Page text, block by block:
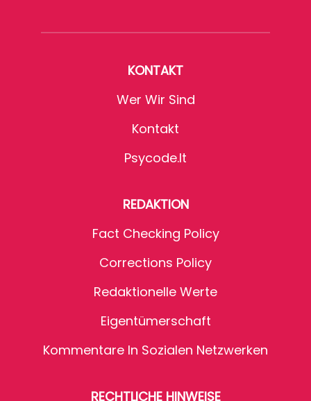
KONTAKT
Wer Wir Sind
Kontakt
Psycode.it
REDAKTION
Fact Checking Policy
Corrections Policy
Redaktionelle Werte
Eigentümerschaft
Kommentare In Sozialen Netzwerken
RECHTLICHE HINWEISE